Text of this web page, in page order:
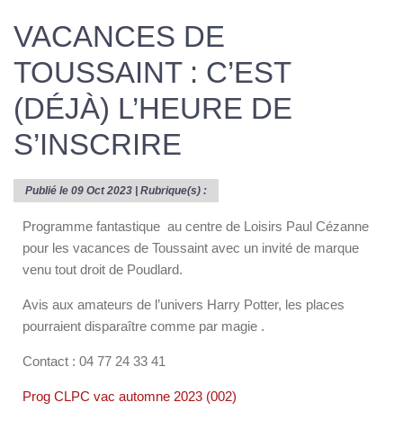
VACANCES DE
TOUSSAINT : C’EST
(DÉJÀ) L’HEURE DE
S’INSCRIRE
Publié le 09 Oct 2023 | Rubrique(s) :
Programme fantastique au centre de Loisirs Paul Cézanne
pour les vacances de Toussaint avec un invité de marque
venu tout droit de Poudlard.
Avis aux amateurs de l’univers Harry Potter, les places
pourraient disparaître comme par magie .
Contact : 04 77 24 33 41
Prog CLPC vac automne 2023 (002)